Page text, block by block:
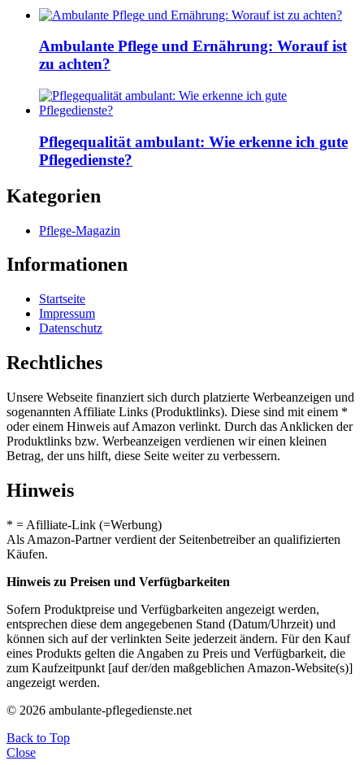
Ambulante Pflege und Ernährung: Worauf ist
zu achten?
Pflegequalität ambulant: Wie erkenne ich gute
Pflegedienste?
Kategorien
Pflege-Magazin
Informationen
Startseite
Impressum
Datenschutz
Rechtliches
Unsere Webseite finanziert sich durch platzierte Werbeanzeigen und
sogenannten Affiliate Links (Produktlinks). Diese sind mit einem *
oder einem Hinweis auf Amazon verlinkt. Durch das Anklicken der
Produktlinks bzw. Werbeanzeigen verdienen wir einen kleinen
Betrag, der uns hilft, diese Seite weiter zu verbessern.
Hinweis
* = Afilliate-Link (=Werbung)
Als Amazon-Partner verdient der Seitenbetreiber an qualifizierten
Käufen.
Hinweis zu Preisen und Verfügbarkeiten
Sofern Produktpreise und Verfügbarkeiten angezeigt werden,
entsprechen diese dem angegebenen Stand (Datum/Uhrzeit) und
können sich auf der verlinkten Seite jederzeit ändern. Für den Kauf
eines Produkts gelten die Angaben zu Preis und Verfügbarkeit, die
zum Kaufzeitpunkt [auf der/den maßgeblichen Amazon-Website(s)]
angezeigt werden.
© 2026 ambulante-pflegedienste.net
Back to Top
Close